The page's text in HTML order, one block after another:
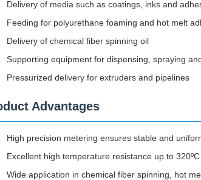
Delivery of media such as coatings, inks and
Feeding for polyurethane foaming and hot melt
Delivery of chemical fiber spinning oil
Supporting equipment for dispensing, spraying
Pressurized delivery for extruders and pipelines
Advantages
High precision metering ensures stable and
Excellent high temperature resistance up to
Wide application in chemical fiber spinning, hot